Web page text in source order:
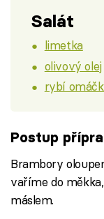
Salát
limetka
olivový olej
rybí
Postup
Brambory
vaříme do
máslem.